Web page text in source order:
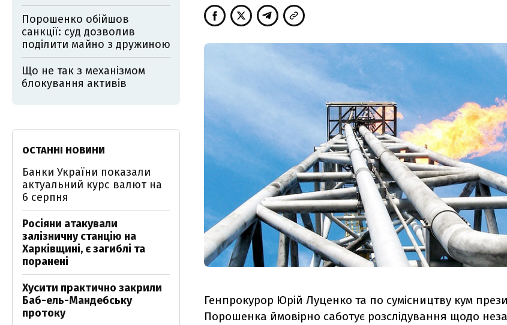
Генпрокурор Юрій Луценко та по сумісництву кум
Порошенка ймовірно саботує розслідування щодо
Порошенко обійшов
санкції: суд дозволив
поділити майно з дружиною
Що не так з механізмом
блокування активів
ОСТАННІ НОВИНИ
Банки України показали
актуальний курс валют на
6 серпня
Росіяни атакували
залізничну станцію на
Харківщині, є загиблі та
поранені
Хусити практично закрили
Баб-ель-Мандебську
протоку